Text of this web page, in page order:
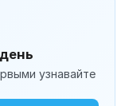
узнавайте